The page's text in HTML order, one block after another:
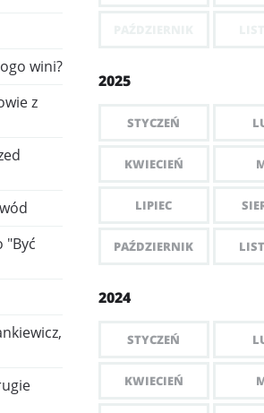
wini?
z
"Być
2025
STYCZEŃ
KWIECIEŃ
LIPIEC
PAŹDZIERNIK
2024
STYCZEŃ
KWIECIEŃ